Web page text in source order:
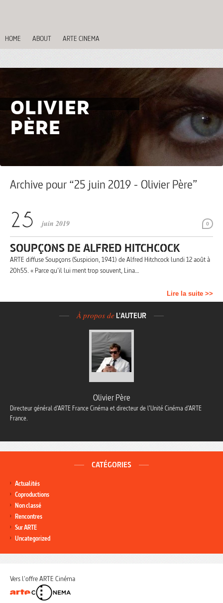
HOME ABOUT ARTE CINEMA
OLIVIER
PÈRE
Archive pour “25 juin 2019 - Olivier Père”
0
juin 2019
SOUPÇONS DE ALFRED HITCHCOCK
ARTE diffuse Soupçons (Suspicion, 1941) de Alfred Hitchcock lundi 12 août à
20h55. « Parce qu’il lui ment trop souvent, Lina…
Lire la suite >>
À propos de L'AUTEUR
Olivier Père
Directeur général d’ARTE France Cinéma et directeur de l’Unité Cinéma d’ARTE
France.
CATÉGORIES
Actualités
Coproductions
Non classé
Rencontres
Sur ARTE
Uncategorized
Vers l'offre ARTE Cinéma